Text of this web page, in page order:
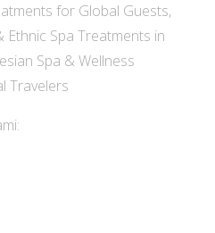
for Global Guests,
Spa Treatments in
Spa & Wellness
Travelers